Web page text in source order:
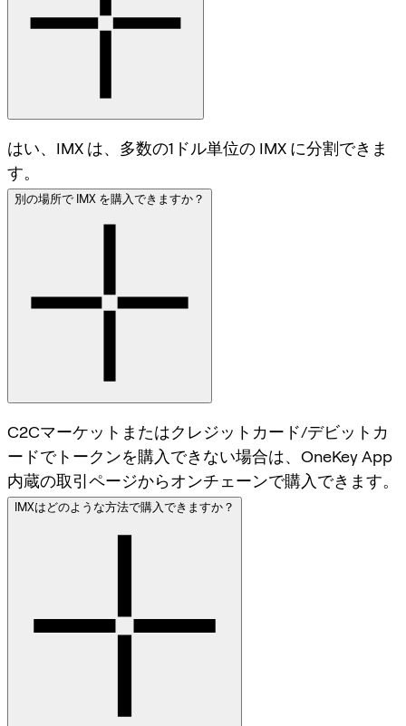
はい、IMX は、多数の1ドル単位の IMX に分割できま
す。
別の場所で IMX を購入できますか？
C2Cマーケットまたはクレジットカード/デビットカ
ードでトークンを購入できない場合は、OneKey App
内蔵の取引ページからオンチェーンで購入できます。
IMXはどのような方法で購入できますか？